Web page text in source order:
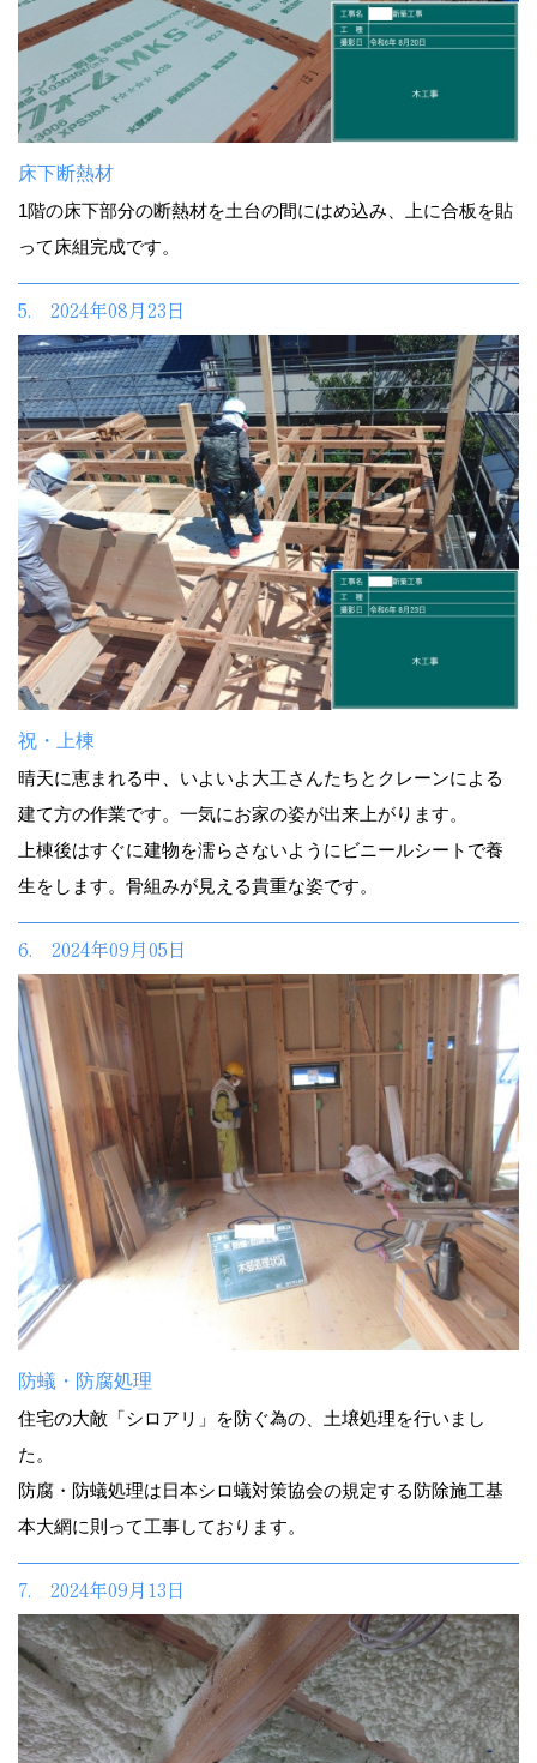
床下断熱材
1階の床下部分の断熱材を土台の間にはめ込み、上に合板を貼
って床組完成です。
5. 2024年08月23日
祝・上棟
晴天に恵まれる中、いよいよ大工さんたちとクレーンによる
建て方の作業です。一気にお家の姿が出来上がります。
上棟後はすぐに建物を濡らさないようにビニールシートで養
生をします。骨組みが見える貴重な姿です。
6. 2024年09月05日
防蟻・防腐処理
住宅の大敵「シロアリ」を防ぐ為の、土壌処理を行いまし
た。
防腐・防蟻処理は日本シロ蟻対策協会の規定する防除施工基
本大網に則って工事しております。
7. 2024年09月13日